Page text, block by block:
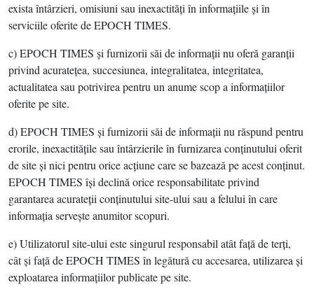
exista întârzieri, omisiuni sau inexactităţi în informaţiile şi în
serviciile oferite de EPOCH TIMES.
c) EPOCH TIMES şi furnizorii săi de informaţii nu oferă garanţii
privind acurateţea, succesiunea, integralitatea, integritatea,
actualitatea sau potrivirea pentru un anume scop a informaţiilor
oferite pe site.
d) EPOCH TIMES şi furnizorii săi de informaţii nu răspund pentru
erorile, inexactităţile sau întârzierile în furnizarea conţinutului oferit
de site şi nici pentru orice acţiune care se bazează pe acest conţinut.
EPOCH TIMES îşi declină orice responsabilitate privind
garantarea acurateţii conţinutului site-ului sau a felului în care
informaţia serveşte anumitor scopuri.
e) Utilizatorul site-ului este singurul responsabil atât faţă de terţi,
cât şi faţă de EPOCH TIMES în legătură cu accesarea, utilizarea şi
exploatarea informaţiilor publicate pe site.